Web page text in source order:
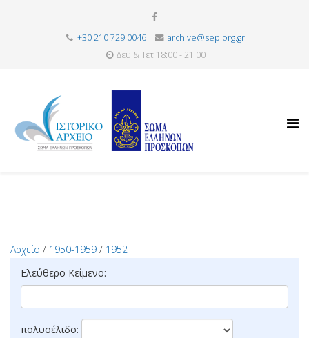
+30 210 729 0046
archive@sep.org.gr
Δευ & Τετ 18:00 - 21:00
Αρχείο / 1950-1959 / 1952
Ελεύθερο Κείμενο:
πολυσέλιδο: